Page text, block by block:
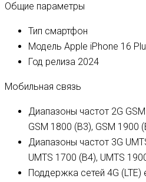
Общие параметры
Тип смартфон
Модель Apple iPhone 16
Год релиза 2024
Мобильная связь
Диапазоны частот 2G
GSM 1800 (B3), GSM 1900
Диапазоны частот 3G
UMTS 1700 (B4), UMTS
Поддержка сетей 4G (LTE)